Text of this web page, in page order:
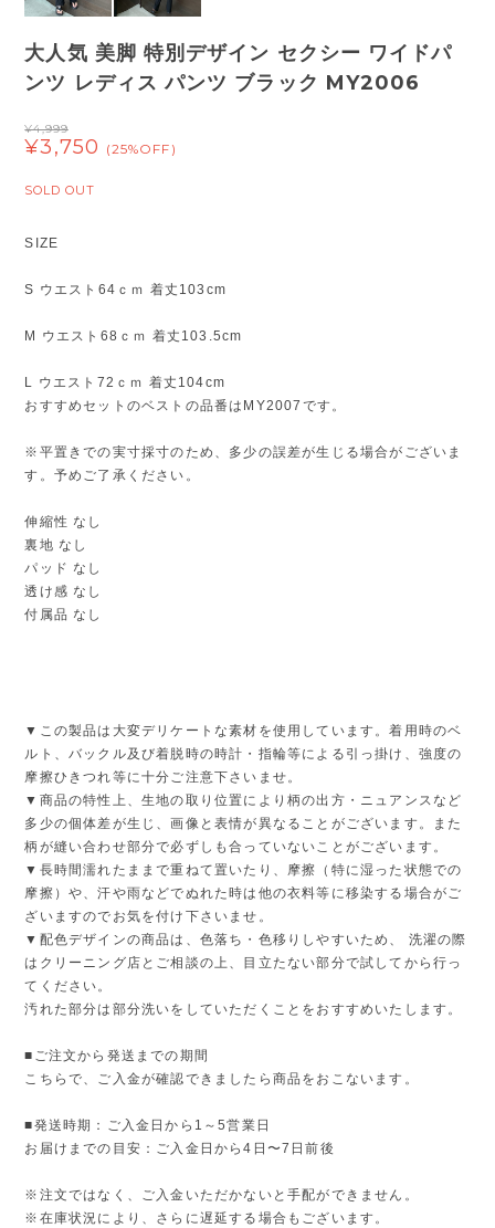
大人気 美脚 特別デザイン セクシー ワイドパ
ンツ レディス パンツ ブラック MY2006
¥4,999
¥3,750 (25%OFF)
SOLD OUT
SIZE
S ウエスト64ｃｍ 着丈103cm
M ウエスト68ｃｍ 着丈103.5cm
L ウエスト72ｃｍ 着丈104cm
おすすめセットのベストの品番はMY2007です。
※平置きでの実寸採寸のため、多少の誤差が生じる場合がございま
す。予めご了承ください。
伸縮性 なし
裏地 なし
パッド なし
透け感 なし
付属品 なし
▼この製品は大変デリケートな素材を使用しています。着用時のベ
ルト、バックル及び着脱時の時計・指輪等による引っ掛け、強度の
摩擦ひきつれ等に十分ご注意下さいませ。
▼商品の特性上、生地の取り位置により柄の出方・ニュアンスなど
多少の個体差が生じ、画像と表情が異なることがございます。また
柄が縫い合わせ部分で必ずしも合っていないことがございます。
▼長時間濡れたままで重ねて置いたり、摩擦（特に湿った状態での
摩擦）や、汗や雨などでぬれた時は他の衣料等に移染する場合がご
ざいますのでお気を付け下さいませ。
▼配色デザインの商品は、色落ち・色移りしやすいため、 洗濯の際
はクリーニング店とご相談の上、目立たない部分で試してから行っ
てください。
汚れた部分は部分洗いをしていただくことをおすすめいたします。
■ご注文から発送までの期間
こちらで、ご入金が確認できましたら商品をおこないます。
■発送時期：ご入金日から1～5営業日
お届けまでの目安：ご入金日から4日〜7日前後
※注文ではなく、ご入金いただかないと手配ができません。
※在庫状況により、さらに遅延する場合もございます。